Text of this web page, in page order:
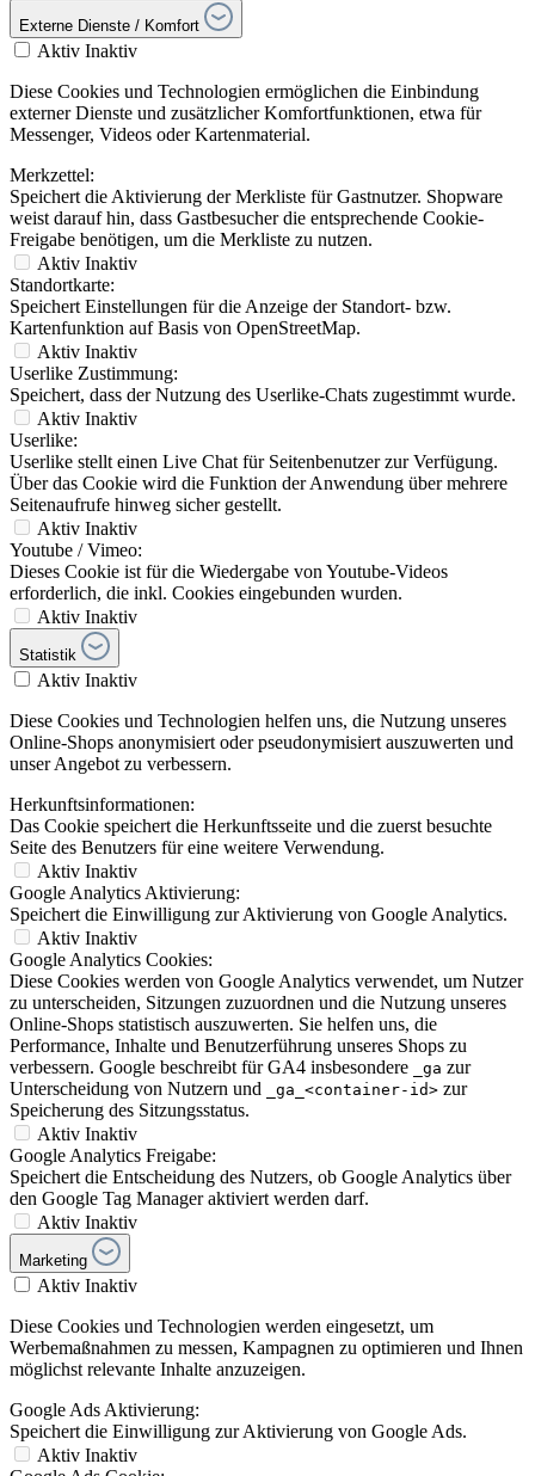
Externe Dienste / Komfort
Aktiv Inaktiv
Diese Cookies und Technologien ermöglichen die Einbindung
externer Dienste und zusätzlicher Komfortfunktionen, etwa für
Messenger, Videos oder Kartenmaterial.
Merkzettel:
Speichert die Aktivierung der Merkliste für Gastnutzer. Shopware
weist darauf hin, dass Gastbesucher die entsprechende Cookie-
Freigabe benötigen, um die Merkliste zu nutzen.
Aktiv Inaktiv
Standortkarte:
Speichert Einstellungen für die Anzeige der Standort- bzw.
Kartenfunktion auf Basis von OpenStreetMap.
Aktiv Inaktiv
Userlike Zustimmung:
Speichert, dass der Nutzung des Userlike-Chats zugestimmt wurde.
Aktiv Inaktiv
Userlike:
Userlike stellt einen Live Chat für Seitenbenutzer zur Verfügung.
Über das Cookie wird die Funktion der Anwendung über mehrere
Seitenaufrufe hinweg sicher gestellt.
Aktiv Inaktiv
Youtube / Vimeo:
Dieses Cookie ist für die Wiedergabe von Youtube-Videos
erforderlich, die inkl. Cookies eingebunden wurden.
Aktiv Inaktiv
Statistik
Aktiv Inaktiv
Diese Cookies und Technologien helfen uns, die Nutzung unseres
Online-Shops anonymisiert oder pseudonymisiert auszuwerten und
unser Angebot zu verbessern.
Herkunftsinformationen:
Das Cookie speichert die Herkunftsseite und die zuerst besuchte
Seite des Benutzers für eine weitere Verwendung.
Aktiv Inaktiv
Google Analytics Aktivierung:
Speichert die Einwilligung zur Aktivierung von Google Analytics.
Aktiv Inaktiv
Google Analytics Cookies:
Diese Cookies werden von Google Analytics verwendet, um Nutzer
zu unterscheiden, Sitzungen zuzuordnen und die Nutzung unseres
Online-Shops statistisch auszuwerten. Sie helfen uns, die
Performance, Inhalte und Benutzerführung unseres Shops zu
verbessern. Google beschreibt für GA4 insbesondere
_ga zur
Unterscheidung von Nutzern und
_ga_<container-id> zur
Speicherung des Sitzungsstatus.
Aktiv Inaktiv
Google Analytics Freigabe:
Speichert die Entscheidung des Nutzers, ob Google Analytics über
den Google Tag Manager aktiviert werden darf.
Aktiv Inaktiv
Marketing
Aktiv Inaktiv
Diese Cookies und Technologien werden eingesetzt, um
Werbemaßnahmen zu messen, Kampagnen zu optimieren und Ihnen
möglichst relevante Inhalte anzuzeigen.
Google Ads Aktivierung:
Speichert die Einwilligung zur Aktivierung von Google Ads.
Aktiv Inaktiv